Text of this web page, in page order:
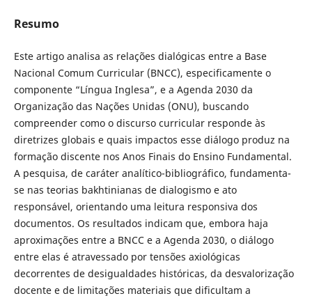
Resumo
Este artigo analisa as relações dialógicas entre a Base
Nacional Comum Curricular (BNCC), especificamente o
componente “Língua Inglesa”, e a Agenda 2030 da
Organização das Nações Unidas (ONU), buscando
compreender como o discurso curricular responde às
diretrizes globais e quais impactos esse diálogo produz na
formação discente nos Anos Finais do Ensino Fundamental.
A pesquisa, de caráter analítico-bibliográfico, fundamenta-
se nas teorias bakhtinianas de dialogismo e ato
responsável, orientando uma leitura responsiva dos
documentos. Os resultados indicam que, embora haja
aproximações entre a BNCC e a Agenda 2030, o diálogo
entre elas é atravessado por tensões axiológicas
decorrentes de desigualdades históricas, da desvalorização
docente e de limitações materiais que dificultam a